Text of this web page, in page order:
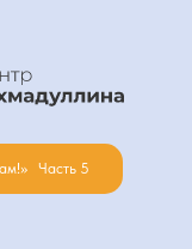
Часть 5